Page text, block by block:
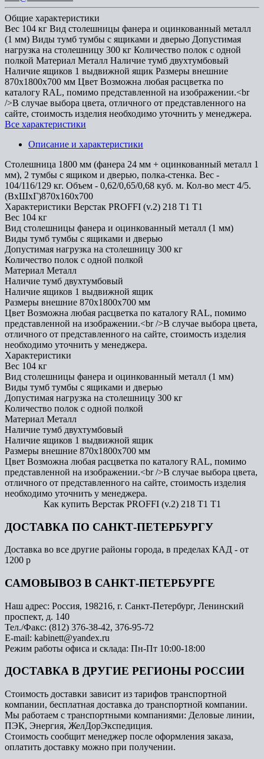
Общие характеристики
Вес 104 кг Вид столешницы фанера и оцинкованный металл
(1 мм) Виды тумб тумбы с ящиками и дверью Допустимая
нагрузка на столешницу 300 кг Количество полок с одной
полкой Материал Металл Наличие тумб двухтумбовый
Наличие ящиков 1 выдвижной ящик Размеры внешние
870x1800x700 мм Цвет Возможна любая расцветка по
каталогу RAL, помимо представленной на изображении.<br
/>В случае выбора цвета, отличного от представленного на
сайте, стоимость изделия необходимо уточнить у менеджера.
Все характеристики
Описание и характеристики
Cтолешница 1800 мм (фанера 24 мм + оцинкованный металл 1
мм), 2 тумбы с ящиком и дверью, полка-стенка. Вес -
104/116/129 кг. Объем - 0,62/0,65/0,68 куб. м. Кол-во мест 4/5.
(ВхШхГ)870х160х700
Характеристики Верстак PROFFI (v.2) 218 Т1 Т1
Вес 104 кг
Вид столешницы фанера и оцинкованный металл (1 мм)
Виды тумб тумбы с ящиками и дверью
Допустимая нагрузка на столешницу 300 кг
Количество полок с одной полкой
Материал Металл
Наличие тумб двухтумбовый
Наличие ящиков 1 выдвижной ящик
Размеры внешние 870x1800x700 мм
Цвет Возможна любая расцветка по каталогу RAL, помимо
представленной на изображении.<br />В случае выбора цвета,
отличного от представленного на сайте, стоимость изделия
необходимо уточнить у менеджера.
Характеристики
Вес 104 кг
Вид столешницы фанера и оцинкованный металл (1 мм)
Виды тумб тумбы с ящиками и дверью
Допустимая нагрузка на столешницу 300 кг
Количество полок с одной полкой
Материал Металл
Наличие тумб двухтумбовый
Наличие ящиков 1 выдвижной ящик
Размеры внешние 870x1800x700 мм
Цвет Возможна любая расцветка по каталогу RAL, помимо
представленной на изображении.<br />В случае выбора цвета,
отличного от представленного на сайте, стоимость изделия
необходимо уточнить у менеджера.
Как купить Верстак PROFFI (v.2) 218 Т1 Т1
ДОСТАВКА ПО САНКТ-ПЕТЕРБУРГУ
Доставка во все другие районы города, в пределах КАД - от
1200 р
САМОВЫВОЗ В САНКТ-ПЕТЕРБУРГЕ
Наш адрес: Россия, 198216, г. Санкт-Петербург, Ленинский
проспект, д. 140
Тел./Факс: (812) 376-38-42, 376-95-72
E-mail: kabinett@yandex.ru
Режим работы офиса и склада: Пн-Пт 10:00-18:00
ДОСТАВКА В ДРУГИЕ РЕГИОНЫ РОССИИ
Стоимость доставки зависит из тарифов транспортной
компании, бесплатная доставка до транспортной компании.
Мы работаем с транспортными компаниями: Деловые линии,
ПЭК, Энергия, ЖелДорЭкспедиция.
Стоимость сообщит менеджер после оформления заказа,
оплатить доставку можно при получении.